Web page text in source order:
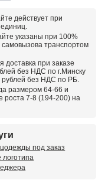
действует при
единиц.
указаны при 100%
транспортом
доставка при заказе
без НДС по г.Минску
без НДС по РБ.
размером 64-66 и
роста 7-8 (194-200) на
под заказ
логотипа